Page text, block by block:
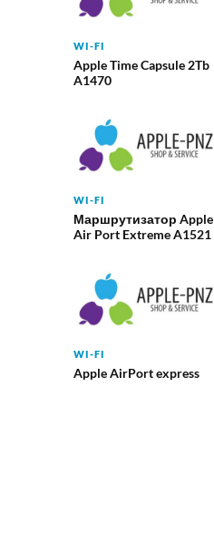
WI-FI
Apple Time Capsule 2Tb
A1470
WI-FI
Маршрутизатор Apple
Air Port Extreme A1521
WI-FI
Apple AirPort express